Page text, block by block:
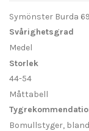
Symönster Burda
Svårighetsgrad
Medel
Storlek
44-54
Måttabell
Bomullstyger,